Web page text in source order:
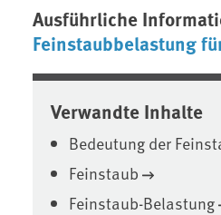
Ausführliche
Feinstaubbelastung
Verwandte Inhalte
Bedeutung der
Feinstaub
Feinstaub-Belastung